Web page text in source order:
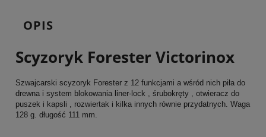
OPIS
Scyzoryk Forester Victorinox
Szwajcarski scyzoryk Forester z 12 funkcjami a wśród nich piła do
drewna i system blokowania liner-lock , śrubokręty , otwieracz do
puszek i kapsli , rozwiertak i kilka innych równie przydatnych. Waga
128 g. długość 111 mm.